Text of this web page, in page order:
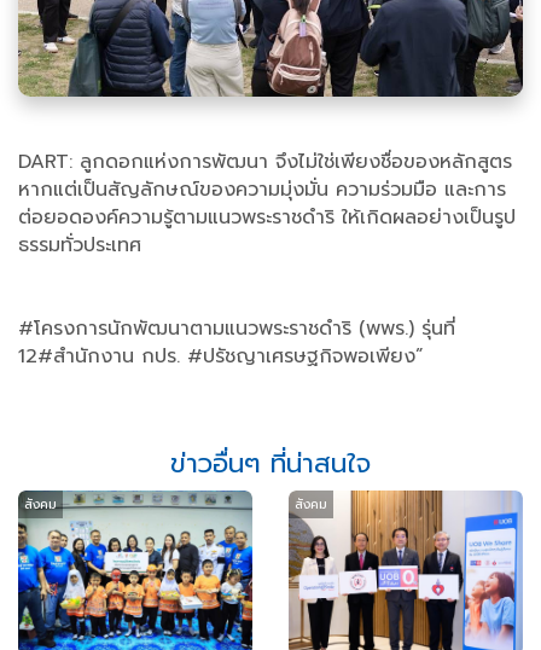
DART: ลูกดอกแห่งการพัฒนา จึงไม่ใช่เพียงชื่อของหลักสูตร
หากแต่เป็นสัญลักษณ์ของความมุ่งมั่น ความร่วมมือ และการ
ต่อยอดองค์ความรู้ตามแนวพระราชดำริ ให้เกิดผลอย่างเป็นรูป
ธรรมทั่วประเทศ
#โครงการนักพัฒนาตามแนวพระราชดำริ (พพร.) รุ่นที่
12#สำนักงาน กปร. #ปรัชญาเศรษฐกิจพอเพียง”
ข่าวอื่นๆ ที่น่าสนใจ
สังคม สังคม